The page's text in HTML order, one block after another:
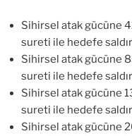
Sihirsel atak gücüne
sureti ile hedefe
Sihirsel atak gücüne
sureti ile hedefe
Sihirsel atak gücüne
sureti ile hedefe
Sihirsel atak gücüne